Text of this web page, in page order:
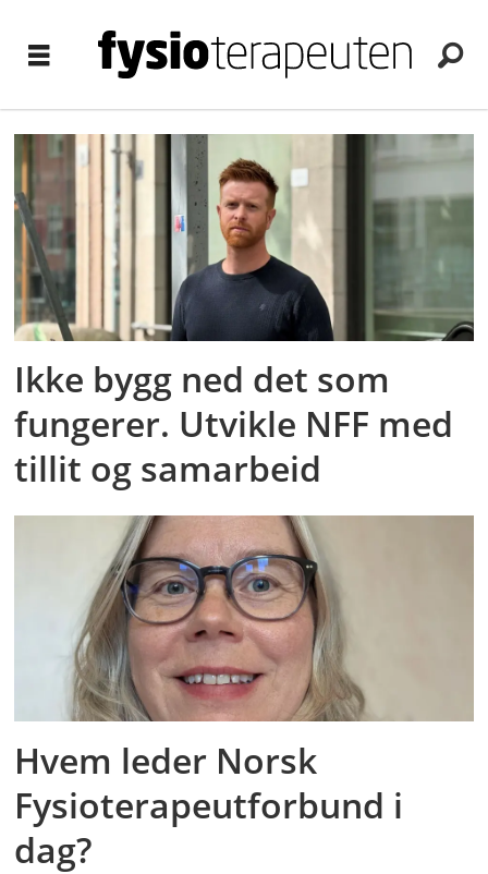
Tag:
hovedlandsmøtet
Ikke bygg ned det som
fungerer. Utvikle NFF med
tillit og samarbeid
Hvem leder Norsk
Fysioterapeutforbund i
dag?